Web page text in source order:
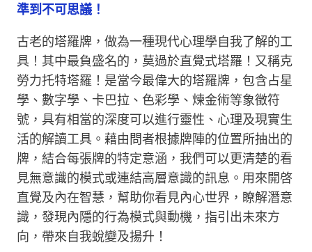
準到不可思議！
古老的塔羅牌，做為一種現代心理學自我了解的工
具！其中最負盛名的，莫過於直覺式塔羅！又稱克
勞力托特塔羅！是當今最偉大的塔羅牌，包含占星
學、數字學、卡巴拉、色彩學、煉金術等象徵符
號，具有相當的深度可以進行靈性、心理及現實生
活的解讀工具。藉由問者根據牌陣的位置所抽出的
牌，結合每張牌的特定意涵，我們可以更清楚的看
見無意識的模式或連結高層意識的訊息。用來開啓
直覺及內在智慧，幫助你看見內心世界，瞭解潛意
識，發現內隱的行為模式與動機，指引出未來方
向，帶來自我蛻變及揚升！